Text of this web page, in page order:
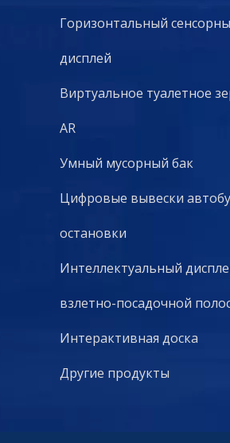
Горизонтальный
дисплей
Виртуальное туалетное
AR
Умный мусорный бак
Цифровые вывески
остановки
Интеллектуальный
взлетно-посадочной
Интерактивная доска
Другие продукты